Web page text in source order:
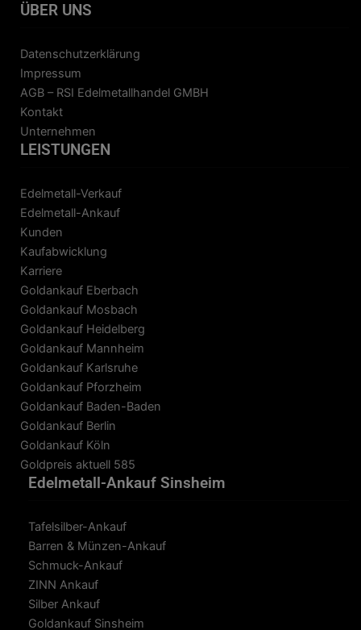
ÜBER UNS
Datenschutzerklärung
Impressum
AGB – RSI Edelmetallhandel GMBH
Kontakt
Unternehmen
LEISTUNGEN
Edelmetall-Verkauf
Edelmetall-Ankauf
Kunden
Kaufabwicklung
Karriere
Goldankauf Eberbach
Goldankauf Mosbach
Goldankauf Heidelberg
Goldankauf Mannheim
Goldankauf Karlsruhe
Goldankauf Pforzheim
Goldankauf Baden-Baden
Goldankauf Berlin
Goldankauf Köln
Goldpreis aktuell 585
Edelmetall-Ankauf Sinsheim
Tafelsilber-Ankauf
Barren & Münzen-Ankauf
Schmuck-Ankauf
ZINN Ankauf
Silber Ankauf
Goldankauf Sinsheim